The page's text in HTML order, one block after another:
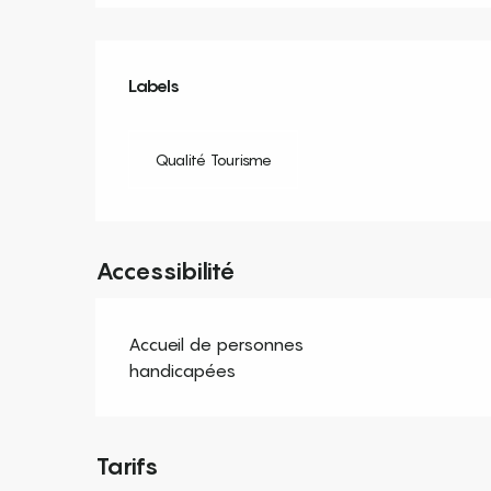
Offres de
Labels
Labels
Qualité Tourisme
Accessibilité
Accueil de personnes
handicapées
Tarifs